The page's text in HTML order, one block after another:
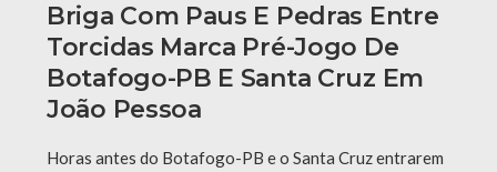
Briga Com Paus E Pedras Entre
Torcidas Marca Pré-Jogo De
Botafogo-PB E Santa Cruz Em
João Pessoa
Horas antes do Botafogo-PB e o Santa Cruz entrarem